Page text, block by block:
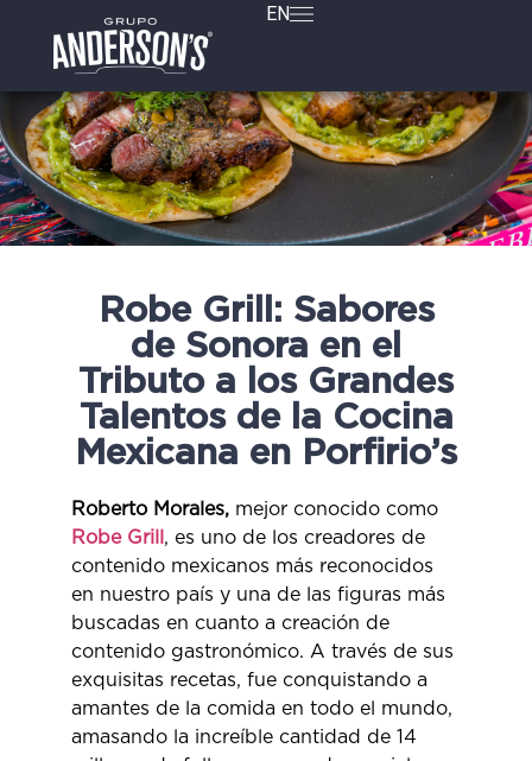
EN
Robe Grill: Sabores
de Sonora en el
Tributo a los Grandes
Talentos de la Cocina
Mexicana en Porfirio’s
Roberto Morales, mejor conocido como
Robe Grill , es uno de los creadores de
contenido mexicanos más reconocidos
en nuestro país y una de las figuras más
buscadas en cuanto a creación de
contenido gastronómico. A través de sus
exquisitas recetas, fue conquistando a
amantes de la comida en todo el mundo,
amasando la increíble cantidad de 14